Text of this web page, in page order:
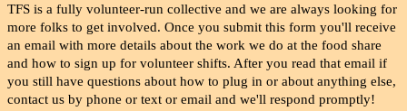
TFS is a fully volunteer-run collective and we are always looking for
more folks to get involved. Once you submit this form you'll receive
an email with more details about the work we do at the food share
and how to sign up for volunteer shifts. After you read that email if
you still have questions about how to plug in or about anything else,
contact us by phone or text or email and we'll respond promptly!